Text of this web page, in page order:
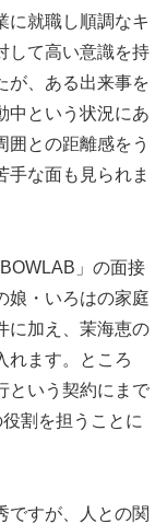
に就職し順調なキ
して高い意識を持
が、ある出来事を
中という状況にあ
囲との距離感をう
手な面も見られま
」の面接
娘・いろはの家庭
に加え、茉海恵の
れます。ところ
という契約にまで
割を担うことに
ですが、人との関